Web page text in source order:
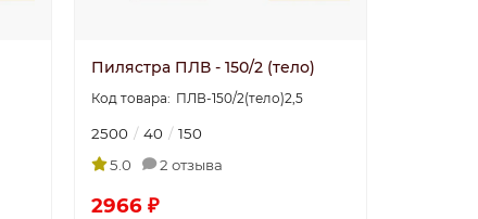
Пилястра ПЛВ - 150/2 (тело)
ПЛВ-150/2(тело)2,5
2500 40
150
5.0
2 отзыва
2966 ₽